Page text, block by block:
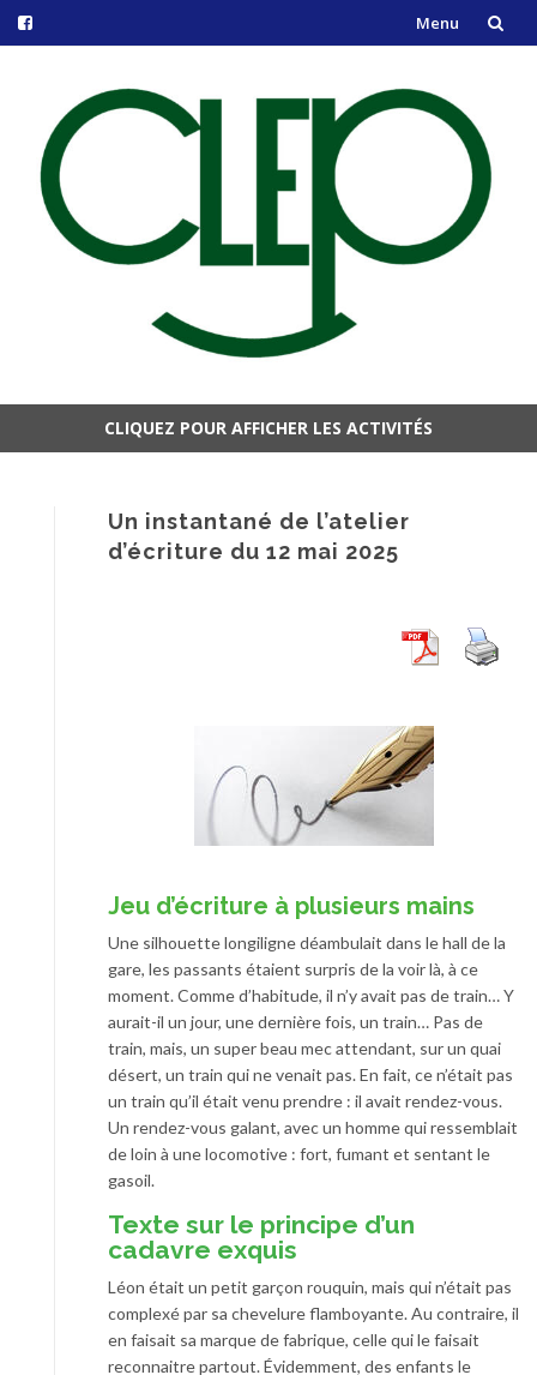
Menu
contenu
CLIQUEZ POUR AFFICHER LES ACTIVITÉS
Un instantané de l’atelier
d’écriture du 12 mai 2025
Jeu d’écriture à plusieurs mains
Une silhouette longiligne déambulait dans le hall de la
gare, les passants étaient surpris de la voir là, à ce
moment. Comme d’habitude, il n’y avait pas de train… Y
aurait-il un jour, une dernière fois, un train… Pas de
train, mais, un super beau mec attendant, sur un quai
désert, un train qui ne venait pas. En fait, ce n’était pas
un train qu’il était venu prendre : il avait rendez-vous.
Un rendez-vous galant, avec un homme qui ressemblait
de loin à une locomotive : fort, fumant et sentant le
gasoil.
Texte sur le principe d’un
cadavre exquis
Léon était un petit garçon rouquin, mais qui n’était pas
complexé par sa chevelure flamboyante. Au contraire, il
en faisait sa marque de fabrique, celle qui le faisait
reconnaitre partout. Évidemment, des enfants le